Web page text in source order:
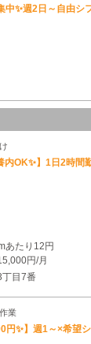
中✨週2日～自由シ
内OK✨】1日2時間
あたり12円
円/月
目7番
業
円✨】週1～×希望